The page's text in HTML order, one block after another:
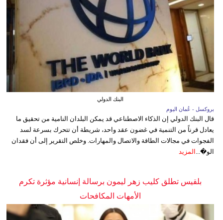
البنك الدولي
بروكسل - عُمان اليوم
قال البنك الدولي إن الذكاء الاصطناعي قد يمكن البلدان النامية من تحقيق ما
يعادل قرناً من التنمية في غضون عقد واحد، شريطة أن تتحرك بسرعة لسد
الفجوات في مجالات الطاقة والاتصال والمهارات. وخلص التقرير إلى أن فقدان
الو�...
المزيد
بلقيس تطلق كليب زهر ليمون برسالة إنسانية مؤثرة تكرم
الأمهات المكافحات